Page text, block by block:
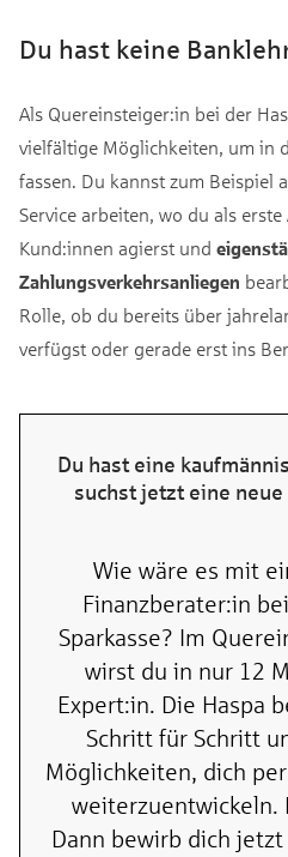
Du hast keine
Als Quereinsteiger:in bei der
vielfältige Möglichkeiten, um in
fassen. Du kannst zum Beispiel
Service arbeiten, wo du als
Kund:innen agierst und
Zahlungsverkehrsanliegen
Rolle, ob du bereits über
verfügst oder gerade erst ins
Du hast eine
suchst jetzt eine
Wie wäre es mit
Finanzberater:in
Sparkasse? Im
wirst du in nur 12
Expert:in. Die Haspa
Schritt für Schritt
Möglichkeiten, dich
weiterzuentwickeln.
Dann bewirb dich